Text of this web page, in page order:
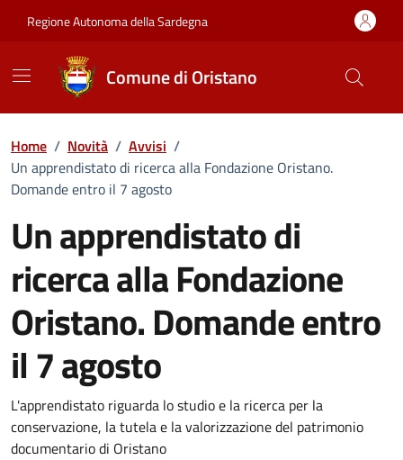
Regione Autonoma della Sardegna
Comune di Oristano
Home / Novità / Avvisi /
Un apprendistato di ricerca alla Fondazione Oristano.
Domande entro il 7 agosto
Un apprendistato di
ricerca alla Fondazione
Oristano. Domande entro
il 7 agosto
Dettagli della notizia
L'apprendistato riguarda lo studio e la ricerca per la
conservazione, la tutela e la valorizzazione del patrimonio
documentario di Oristano